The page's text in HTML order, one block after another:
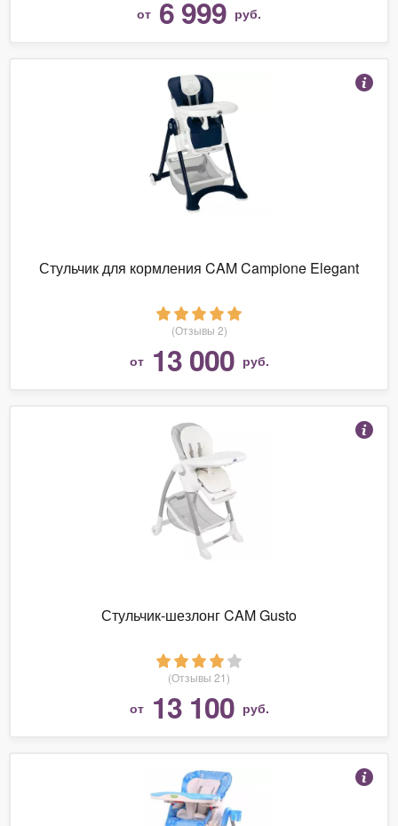
от 6 999 руб.
Стульчик для кормления CAM Campione Elegant
(Отзывы 2)
от 13 000 руб.
Стульчик-шезлонг CAM Gusto
(Отзывы 21)
от 13 100 руб.